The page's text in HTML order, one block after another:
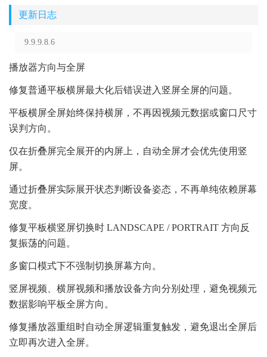
更新日志
9.9.9.8.6
播放器方向与全屏
修复普通平板横屏最大化后错误进入竖屏全屏的问题。
平板横屏全屏始终保持横屏，不再因视频元数据或窗口尺寸
误判方向。
仅在折叠屏完全展开的内屏上，自动全屏才会优先使用竖
屏。
通过折叠屏实际展开状态判断设备姿态，不再单纯依赖屏幕
宽度。
修复平板横竖屏切换时 LANDSCAPE / PORTRAIT 方向反
复振荡的问题。
多窗口模式下不强制切换屏幕方向。
竖屏视频、横屏视频和播放设备方向分别处理，避免视频元
数据影响平板全屏方向。
修复播放器重组时自动全屏逻辑重复触发，避免退出全屏后
立即再次进入全屏。